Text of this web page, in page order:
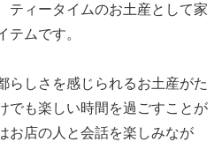
ティータイムのお土産として家
テムです。
らしさを感じられるお土産がた
でも楽しい時間を過ごすことが
お店の人と会話を楽しみなが